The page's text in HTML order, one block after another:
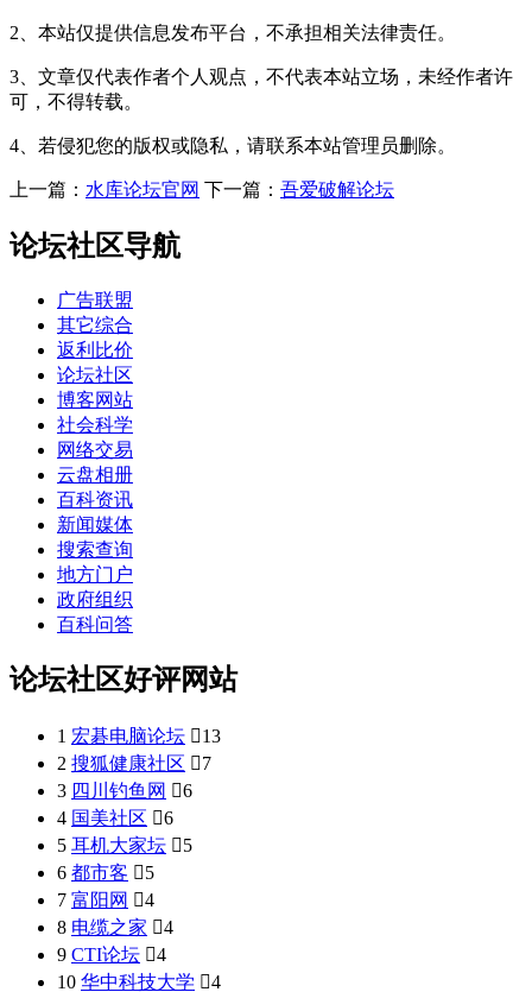
2、本站仅提供信息发布平台，不承担相关法律责任。
3、文章仅代表作者个人观点，不代表本站立场，未经作者许
可，不得转载。
4、若侵犯您的版权或隐私，请联系本站管理员删除。
上一篇： 水库论坛官网 下一篇： 吾爱破解论坛
论坛社区导航
广告联盟
其它综合
返利比价
论坛社区
博客网站
社会科学
网络交易
云盘相册
百科资讯
新闻媒体
搜索查询
地方门户
政府组织
百科问答
论坛社区好评网站
1 宏碁电脑论坛 13
2 搜狐健康社区 7
3 四川钓鱼网 6
4 国美社区 6
5 耳机大家坛 5
6 都市客 5
7 富阳网 4
8 电缆之家 4
9 CTI论坛 4
10 华中科技大学 4